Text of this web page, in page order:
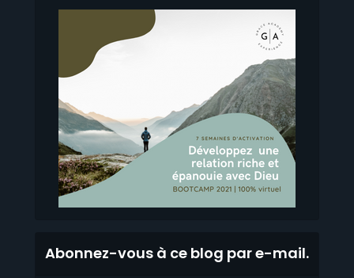
Abonnez-vous à ce blog par e-mail.